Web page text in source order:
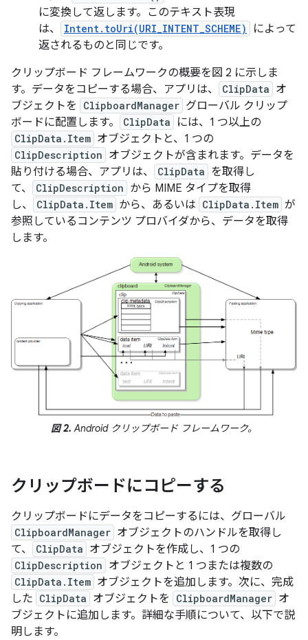
に変換して返します。このテキスト表現
は、
Intent.toUri(URI_INTENT_SCHEME)
によって
返されるものと同じです。
クリップボード フレームワークの概要を図 2 に示しま
す。データをコピーする場合、アプリは、
ClipData オ
ブジェクトを
ClipboardManager グローバル クリップ
ボードに配置します。
ClipData には、1 つ以上の
ClipData.Item オブジェクトと、1 つの
ClipDescription オブジェクトが含まれます。データを
貼り付ける場合、アプリは、
ClipData を取得し
て、
ClipDescription から MIME タイプを取得
し、
ClipData.Item から、あるいは ClipData.Item が
参照しているコンテンツ プロバイダから、データを取得
します。
図 2. Android クリップボード フレームワーク。
クリップボードにコピーする
クリップボードにデータをコピーするには、グローバル
ClipboardManager オブジェクトのハンドルを取得し
て、
ClipData オブジェクトを作成し、1 つの
ClipDescription オブジェクトと 1 つまたは複数の
ClipData.Item オブジェクトを追加します。次に、完成
した ClipData オブジェクトを ClipboardManager オ
ブジェクトに追加します。詳細な手順について、以下で説
明します。